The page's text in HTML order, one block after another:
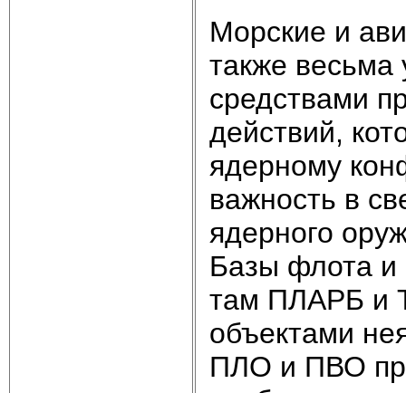
Морские и
также
средствами
действий,
ядерному
важность в
ядерного
Базы флота
там ПЛАРБ и
объектами
ПЛО и ПВО